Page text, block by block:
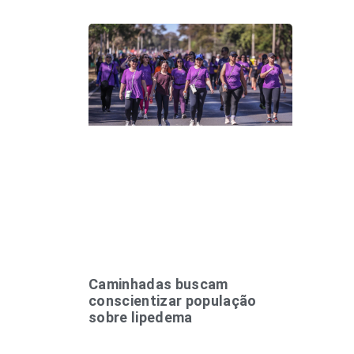
Caminhadas buscam
conscientizar população
sobre lipedema